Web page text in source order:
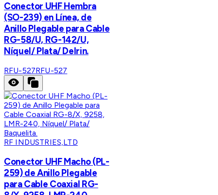
Conector UHF Hembra
(SO-239) en Línea, de
Anillo Plegable para Cable
RG-58/U, RG-142/U,
Níquel/ Plata/ Delrin.
RFU-527RFU-527
RF INDUSTRIES,LTD
Conector UHF Macho (PL-
259) de Anillo Plegable
para Cable Coaxial RG-